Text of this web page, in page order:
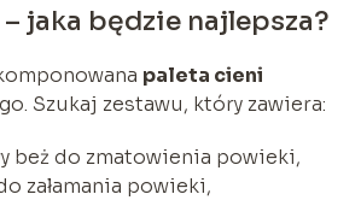
jaka będzie najlepsza?
paleta cieni
Szukaj zestawu, który zawiera:
beż do zmatowienia powieki,
załamania powieki,